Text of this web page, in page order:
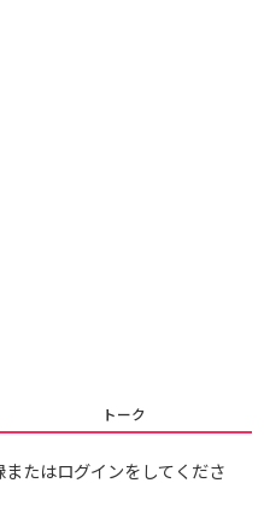
トーク
たはログインをしてくださ